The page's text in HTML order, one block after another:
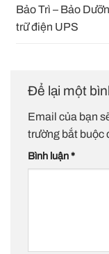
Bảo Trì – Bảo
trữ điện UPS
Để lại một
Email của bạn
trường bắt buộc
Bình luận*